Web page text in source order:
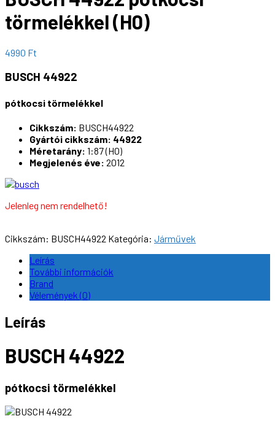
törmelékkel (H0)
4990 Ft
BUSCH 44922
pótkocsi törmelékkel
Cikkszám: BUSCH44922
Gyártói cikkszám: 44922
Méretarány: 1:87 (H0)
Megjelenés éve: 2012
Jelenleg nem rendelhető!
Cikkszám: BUSCH44922 Kategória: Járművek
Leírás
További információk
Brand
Vélemények (0)
Leírás
BUSCH 44922
pótkocsi törmelékkel